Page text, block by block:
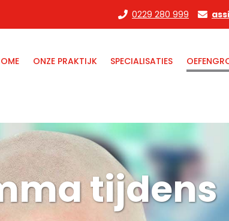
0229 280 999
ONZE PRAKTIJK SPECIALISATIES
tijdens